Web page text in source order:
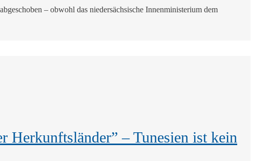
– obwohl das niedersächsische Innenministerium dem
Herkunftsländer” – Tunesien ist kein